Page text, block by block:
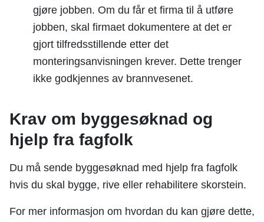
gjøre jobben. Om du får et firma til å utføre
jobben, skal firmaet dokumentere at det er
gjort tilfredsstillende etter det
monteringsanvisningen krever. Dette trenger
ikke godkjennes av brannvesenet.
Krav om byggesøknad og
hjelp fra fagfolk
Du må sende byggesøknad med hjelp fra fagfolk
hvis du skal bygge, rive eller rehabilitere skorstein.
For mer informasjon om hvordan du kan gjøre dette,